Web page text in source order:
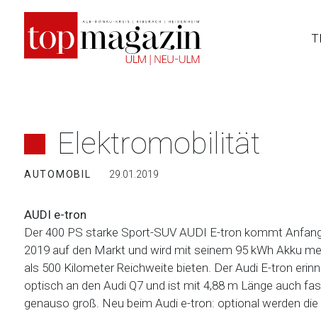
springen
Elektromobilität
AUTOMOBIL 29.01.2019
AUDI e-tron
Der 400 PS starke Sport-SUV AUDI E-tron kommt
2019 auf den Markt und wird mit seinem 95 kWh Akku
als 500 Kilometer Reichweite bieten. Der Audi E-tron
optisch an den Audi Q7 und ist mit 4,88 m Länge auch
genauso groß. Neu beim Audi e-tron: optional werden die